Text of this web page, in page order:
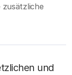
zusätzliche
und